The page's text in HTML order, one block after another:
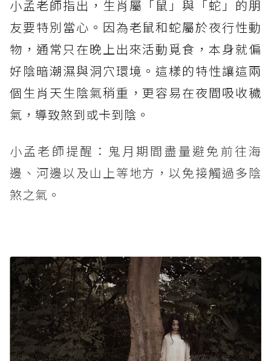
小孟老師指出，生肖屬「鼠」與「蛇」的朋
友要特別當心。因為老鼠和蛇屬於夜行性動
物，通常只在晚上出來活動覓食，本身就偏
好陰暗潮濕與洞穴環境。這樣的特性讓這兩
個生肖天生陰氣稍重，更容易在夜間吸收穢
氣，導致煞到或卡到陰。
小孟老師提醒：鬼月期間盡量避免前往海
邊、河邊以及山上等地方，以免接觸過多陰
煞之氣。